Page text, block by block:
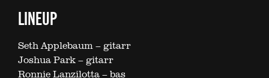
LINEUP
Seth Applebaum – gitarr
Joshua Park – gitarr
Ronnie Lanzilotta – bas